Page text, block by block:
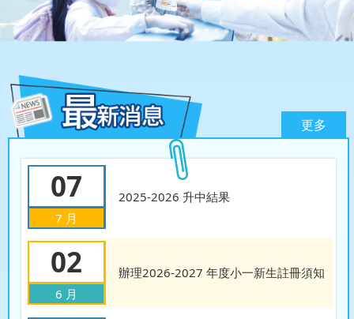
更多
07
7 月
2025-2026 升中結果
02
6 月
辦理2026-2027 年度小一新生註冊須知